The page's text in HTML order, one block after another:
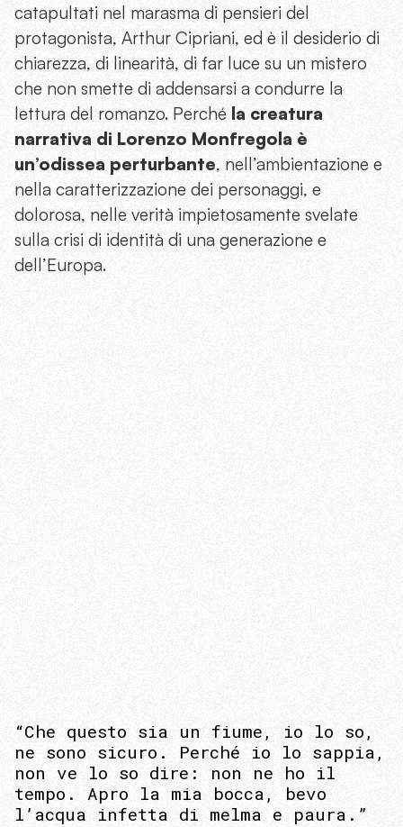
catapultati nel marasma di pensieri del
protagonista, Arthur Cipriani, ed è il desiderio di
chiarezza, di linearità, di far luce su un mistero
che non smette di addensarsi a condurre la
lettura del romanzo. Perché la creatura
narrativa di Lorenzo Monfregola è
un’odissea perturbante, nell’ambientazione e
nella caratterizzazione dei personaggi, e
dolorosa, nelle verità impietosamente svelate
sulla crisi di identità di una generazione e
dell’Europa.
“Che questo sia un fiume, io lo so,
ne sono sicuro. Perché io lo sappia,
non ve lo so dire: non ne ho il
tempo. Apro la mia bocca, bevo
l’acqua infetta di melma e paura.”